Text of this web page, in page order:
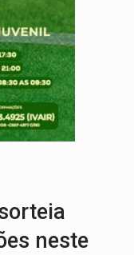
para possível base secreta no satélite
Incêndio destrói carro que era rebocado para oficina
moto na frente do bar
Amazônia+10 lança chamada para fortalecer
de urânio, mas produz pouco e
neste